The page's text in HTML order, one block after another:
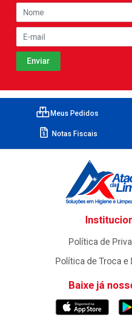
Meus Pedidos
Notas Fiscais
Política de
Política de Troca e
Baixe já